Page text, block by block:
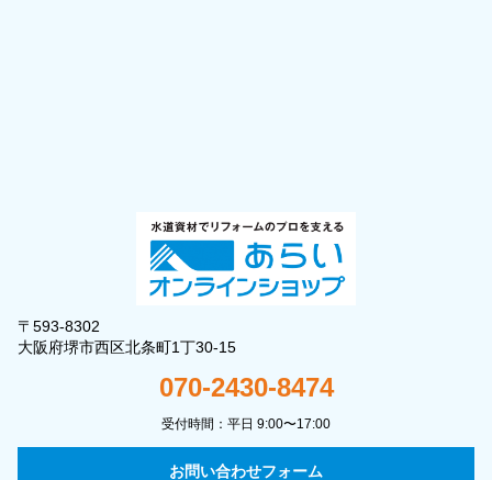
〒593-8302
大阪府堺市西区北条町1丁30-15
070-2430-8474
受付時間：平日 9:00〜17:00
お問い合わせフォーム